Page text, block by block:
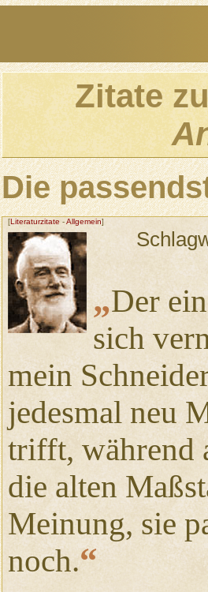
Zitate
Die
[Literaturzitate -Allgemein]
„Der
sich
mein
jedesmal neu
trifft, während
die alten
Meinung, sie
noch.“